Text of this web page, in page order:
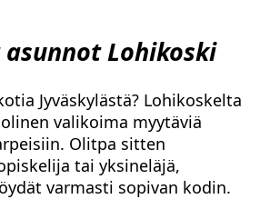
Lohikoski
Jyväskylästä? Lohikoskelta
valikoima myytäviä
Olitpa sitten
tai yksineläjä,
varmasti sopivan kodin.